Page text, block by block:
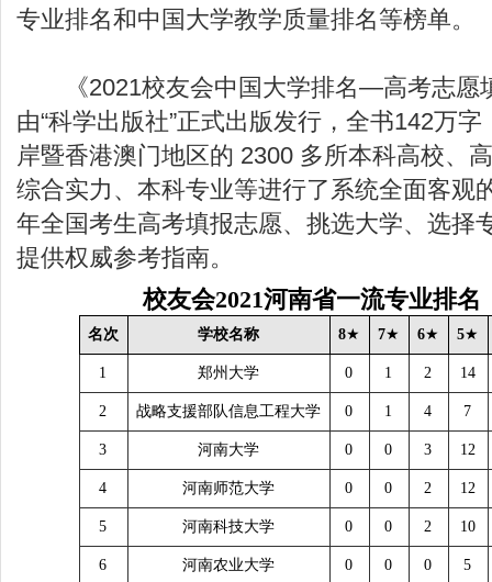
专业排名和中国大学教学质量排名等榜单。
《2021校友会中国大学排名—高考志愿
由“科学出版社”正式出版发行，全书142万
岸暨香港澳门地区的 2300 多所本科高校、
综合实力、本科专业等进行了系统全面客观
年全国考生高考填报志愿、挑选大学、选择
提供权威参考指南。
校友会2021河南省一流专业排名
名次 学校名称 8★ 7★ 6★ 5★
1 郑州大学 0 1 2 14
2 战略支援部队信息工程大学 0 1 4 7
3 河南大学 0 0 3 12
4 河南师范大学 0 0 2 12
5 河南科技大学 0 0 2 10
6 河南农业大学 0 0 0 5